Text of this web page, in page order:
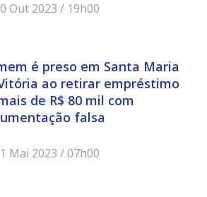
Out 2023 / 19h00
é preso em Santa Maria
ao retirar empréstimo
de R$ 80 mil com
falsa
Mai 2023 / 07h00